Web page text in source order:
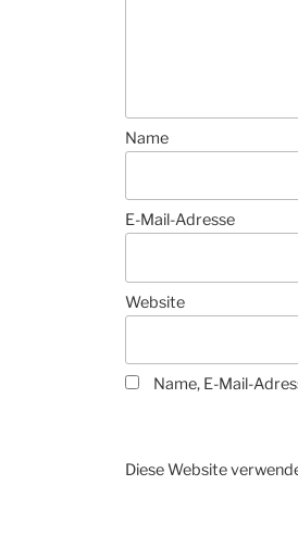
Name
E-Mail-Adresse
Website
Name, E-Mail-
Diese Website